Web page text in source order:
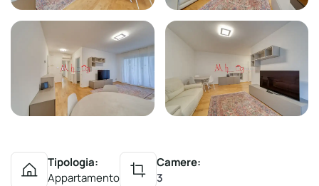
Tipologia:
Appartamento
Camere:
3